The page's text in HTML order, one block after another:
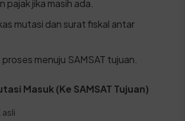
pajak jika masih ada.
mutasi dan surat fiskal antar
menuju SAMSAT tujuan.
Masuk (Ke SAMSAT Tujuan)
asli